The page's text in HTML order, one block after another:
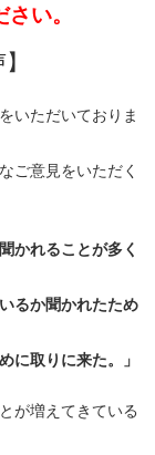
い。
いただいておりま
ご意見をいただく
かれることが多く
るか聞かれたため
に取りに来た。」
が増えてきている